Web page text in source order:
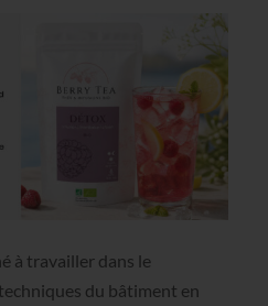
à travailler dans le
du bâtiment en